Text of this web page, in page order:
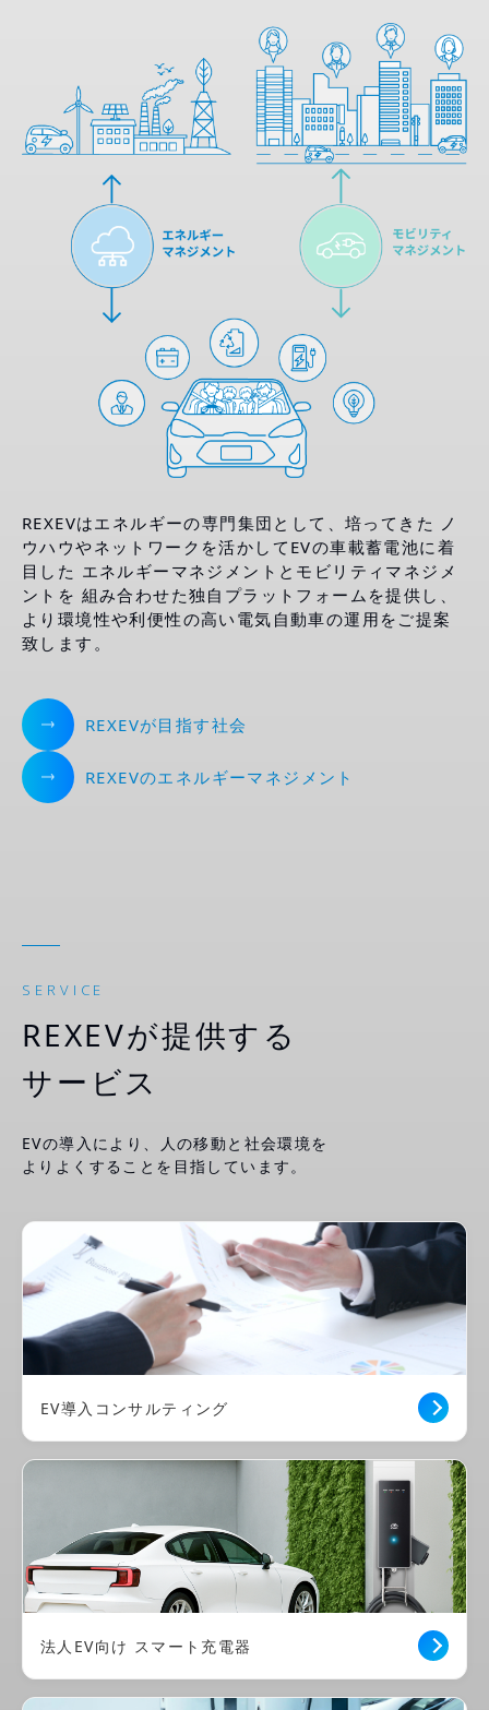
REXEVはエネルギーの専門集団として、培ってきた ノ
ウハウやネットワークを活かしてEVの車載蓄電池に着
目した エネルギーマネジメントとモビリティマネジメ
ントを 組み合わせた独自プラットフォームを提供し、
より環境性や利便性の高い電気自動車の運用をご提案
致します。
REXEVが目指す社会
REXEVのエネルギーマネジメント
SERVICE
REXEVが提供する
サービス
EVの導入により、人の移動と社会環境を
よりよくすることを目指しています。
EV導入コンサルティング
法人EV向け スマート充電器